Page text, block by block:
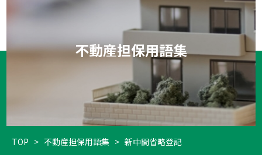
不動産担保用語集
TOP > 不動産担保用語集 > 新中間省略登記